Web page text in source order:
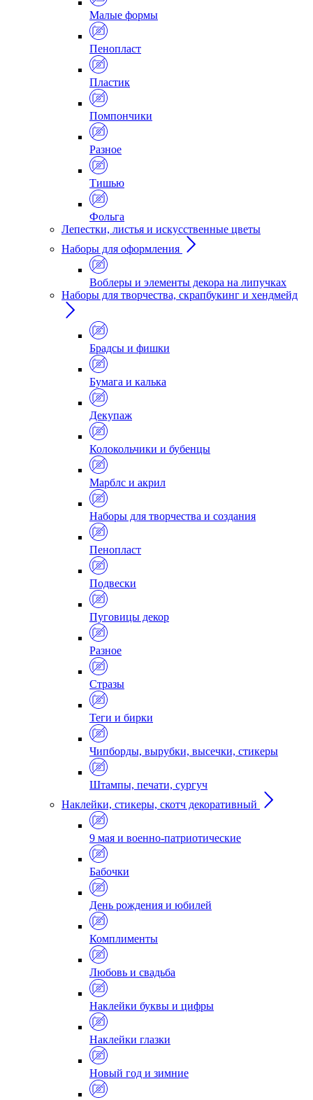
Малые формы
Пенопласт
Пластик
Помпончики
Разное
Тишью
Фольга
Лепестки, листья и искусственные цветы
Наборы для оформления
Воблеры и элементы декора на липучках
Наборы для творчества, скрапбукинг и хендмейд
Брадсы и фишки
Бумага и калька
Декупаж
Колокольчики и бубенцы
Марблс и акрил
Наборы для творчества и создания
Пенопласт
Подвески
Пуговицы декор
Разное
Стразы
Теги и бирки
Чипборды, вырубки, высечки, стикеры
Штампы, печати, сургуч
Наклейки, стикеры, скотч декоративный
9 мая и военно-патриотические
Бабочки
День рождения и юбилей
Комплименты
Любовь и свадьба
Наклейки буквы и цифры
Наклейки глазки
Новый год и зимние